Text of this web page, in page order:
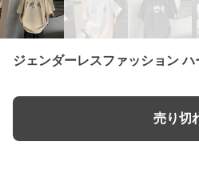
ジェンダーレスファッション
売り切